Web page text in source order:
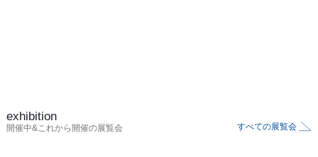
exhibition
開催中&これから開催の展覧会 すべての展覧会